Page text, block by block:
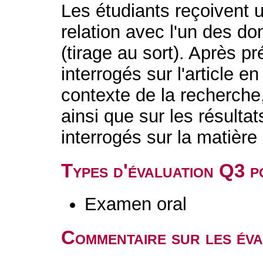
Les étudiants reçoivent
relation avec l'un des
(tirage au sort). Après
interrogés sur l'article
contexte de la
ainsi que sur les
interrogés sur la
Types d'évaluation Q3
Examen oral
Commentaire sur les